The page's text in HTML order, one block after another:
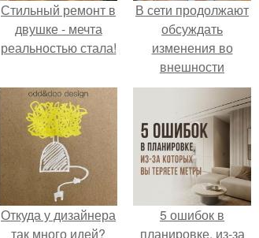
Стильный ремонт в
двушке - мечта
реальностью стала!
В сети продолжают
обсуждать
изменения во
внешности
актрисы.
Откуда у дизайнера
так много идей?
5 ошибок в
планировке, из-за